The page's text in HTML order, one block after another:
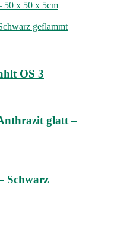
50 x 50 x 5cm
geflammt
OS 3
glatt –
Schwarz